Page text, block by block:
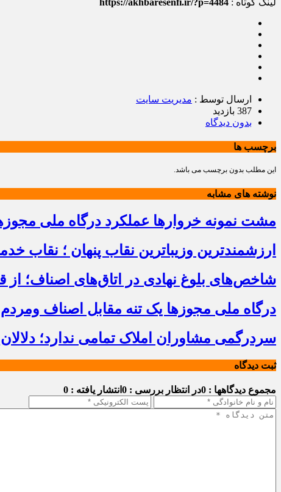
ارسال توسط : مدیریت سایت
387 بازدید
بدون دیدگاه
برچسب ها
این مطلب بدون برچسب می باشد.
نوشته های مشابه
مشت نمونه خروارها عملکرد درگاه ملی
ارزشمندترین وزیباترین نقاب پنهان ؛ نقاب
شاخص‌های بلوغ نهادی در اتاق‌های اصناف؛ از
درگاه ملی مجوزها یک تنه مقابل اصناف ومردم
سردرگمی مشاوران املاک تمامی ندارد؛
ثبت دیدگاه
مجموع دیدگاهها : 0 در انتظار بررسی : 0 انتشار یافته : 0